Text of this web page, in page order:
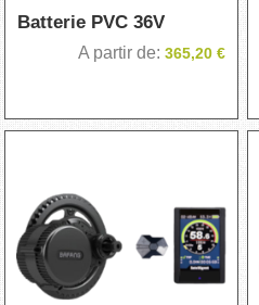
Batterie PVC 36V
A partir de 365,20 €